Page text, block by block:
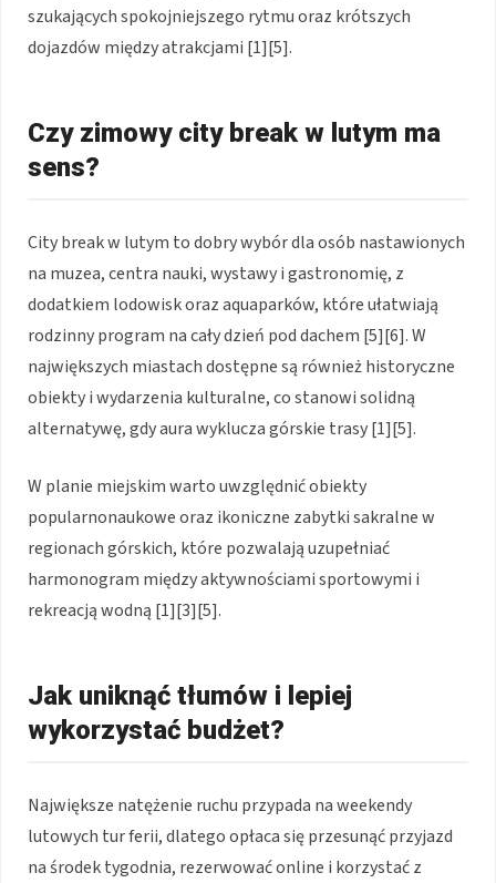
szukających spokojniejszego rytmu oraz krótszych
dojazdów między atrakcjami [1][5].
Czy zimowy city break w lutym ma
sens?
City break w lutym to dobry wybór dla osób nastawionych
na muzea, centra nauki, wystawy i gastronomię, z
dodatkiem lodowisk oraz aquaparków, które ułatwiają
rodzinny program na cały dzień pod dachem [5][6]. W
największych miastach dostępne są również historyczne
obiekty i wydarzenia kulturalne, co stanowi solidną
alternatywę, gdy aura wyklucza górskie trasy [1][5].
W planie miejskim warto uwzględnić obiekty
popularnonaukowe oraz ikoniczne zabytki sakralne w
regionach górskich, które pozwalają uzupełniać
harmonogram między aktywnościami sportowymi i
rekreacją wodną [1][3][5].
Jak uniknąć tłumów i lepiej
wykorzystać budżet?
Największe natężenie ruchu przypada na weekendy
lutowych tur ferii, dlatego opłaca się przesunąć przyjazd
na środek tygodnia, rezerwować online i korzystać z